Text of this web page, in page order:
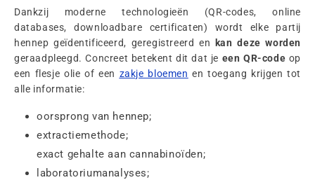
Dankzij moderne technologieën (QR-codes, online
databases, downloadbare certificaten) wordt elke partij
hennep geïdentificeerd, geregistreerd en
kan deze worden
geraadpleegd. Concreet betekent dit dat je een QR-code op
een flesje olie of een zakje bloemen en toegang krijgen tot
alle informatie:
oorsprong van hennep;
extractiemethode;
exact gehalte aan cannabinoïden;
laboratoriumanalyses;